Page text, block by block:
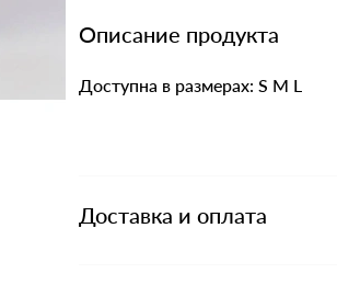
Описание продукта
Доступна в размерах: S M L
Доставка и оплата